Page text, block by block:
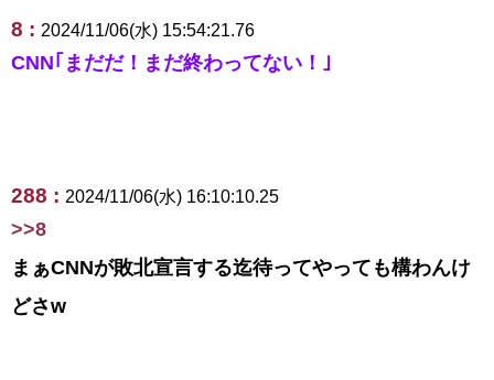
8 : 2024/11/06(水) 15:54:21.76
CNN｢まだだ！まだ終わってない！｣
288 : 2024/11/06(水) 16:10:10.25
>>8
まぁCNNが敗北宣言する迄待ってやっても構わんけ
どさw